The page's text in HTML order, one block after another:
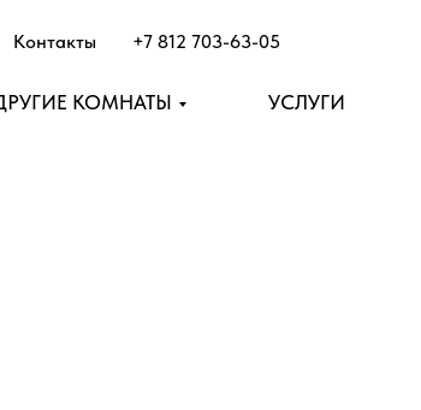
Контакты +7 812 703-63-05
КОМНАТЫ УСЛУГИ